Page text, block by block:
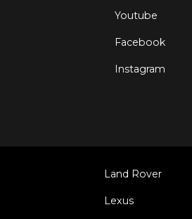
Youtube
Facebook
Instagram
Land Rover
Lexus